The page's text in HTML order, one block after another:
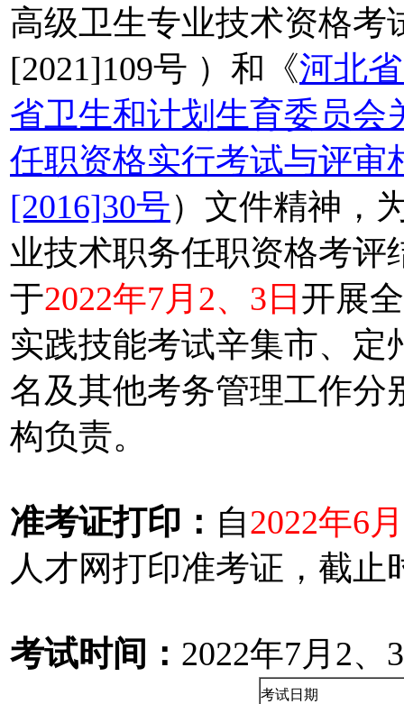
高级卫生专业技术资格考
[2021]109号 ）和《河北
省卫生和计划生育委员会
任职资格实行考试与评审
[2016]30号）文件精神，
业技术职务任职资格考评
于2022年7月2、3日 开展
实践技能考试辛集市、定
名及其他考务管理工作分
构负责。
准考证打印： 自2022年6
人才网打印准考证，截止
考试时间： 2022年7月2、
考试日期